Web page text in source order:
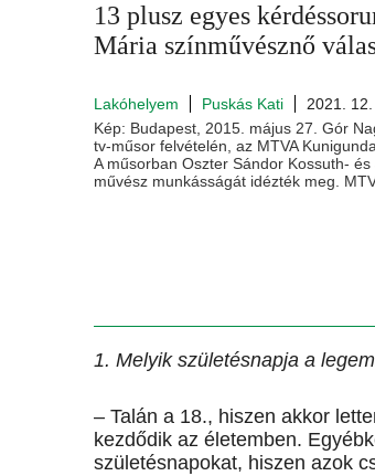
13 plusz egyes
Mária színművésznő
Lakóhelyem Puskás Kati
2021.
Kép: Budapest, 2015. május 27. Gór
tv-műsor felvételén, az MTVA
A műsorban Oszter Sándor Kossuth-
művész munkásságát idézték meg.
1. Melyik születésnapja a
– Talán a 18., hiszen akkor
kezdődik az életemben.
születésnapokat, hiszen azok